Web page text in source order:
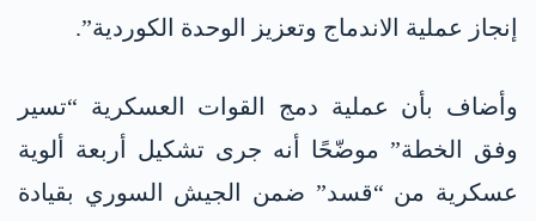
إنجاز عملية الاندماج وتعزيز الوحدة الكوردية”.
وأضاف بأن عملية دمج القوات العسكرية “تسير
وفق الخطة” موضّحًا أنه جرى تشكيل أربعة ألوية
عسكرية من “قسد” ضمن الجيش السوري بقيادة